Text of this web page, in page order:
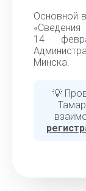
Основной
14
Минска.
💡